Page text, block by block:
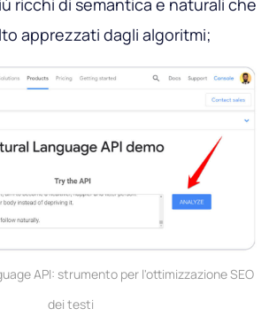
ricchi di semantica e naturali che
apprezzati dagli algoritmi;
API: strumento per l'ottimizzazione SEO
dei testi